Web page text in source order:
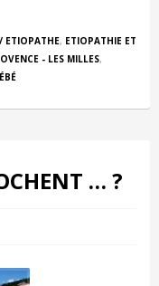
ETIOPATHE, ETIOPATHIE ET
- LES MILLES,
… ?